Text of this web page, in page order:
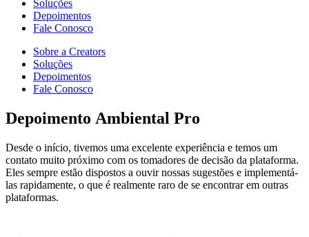
Soluções
Depoimentos
Fale Conosco
Sobre a Creators
Soluções
Depoimentos
Fale Conosco
Depoimento Ambiental Pro
Desde o início, tivemos uma excelente experiência e temos um
contato muito próximo com os tomadores de decisão da plataforma.
Eles sempre estão dispostos a ouvir nossas sugestões e implementá-
las rapidamente, o que é realmente raro de se encontrar em outras
plataformas.